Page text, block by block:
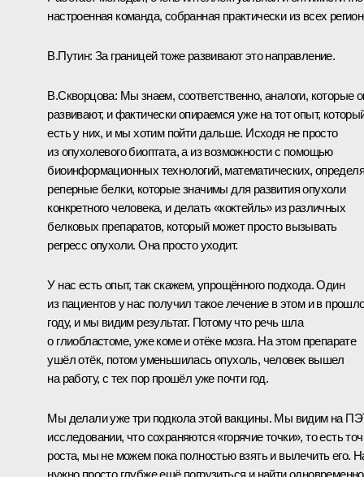
настроенная команда, собранная практически из всех
В.Путин: За границей тоже развивают это направление.
В.Скворцова: Мы знаем, соответственно, аналоги, которые
развивают, и фактически опираемся уже на тот опыт,
есть у них, и мы хотим пойти дальше. Исходя не просто
из опухолевого биоптата, а из возможности с помощью
биоинформационных технологий, математических,
реперные белки, которые значимы для развития опухоли
конкретного человека, и делать «коктейль» из различных
белковых препаратов, который может просто вызывать
регресс опухоли. Она просто уходит.
У нас есть опыт, так скажем, упрощённого подхода. Один
из пациентов у нас получил такое лечение в этом и в
году, и мы видим результат. Потому что речь шла
о глиобластоме, уже коме и отёке мозга. На этом препарате
ушёл отёк, потом уменьшилась опухоль, человек вышел
на работу, с тех пор прошёл уже почти год.
Мы делали уже три подкола этой вакцины. Мы видим на
исследовании, что сохраняются «горячие точки», то есть
роста, мы не можем пока полностью взять и вылечить его.
нужно просто глубже ещё погрузиться и найти